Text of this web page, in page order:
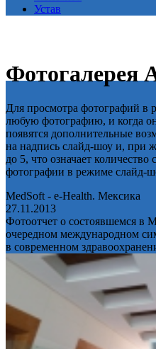
Устав
Для просмотра фотографий в
любую фотографию, и когда
появятся дополнительные
на надпись слайд-шоу и, при
до 5, что означает
фотографии в режиме слайд-
MedSoft - e-Health. Мексика
27.11.2013
Фотоотчет о состоявшемся в
очередном международном
в современном